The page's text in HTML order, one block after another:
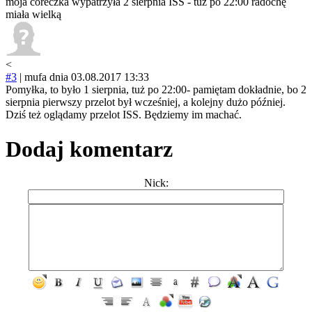
miała wielką
<
#3 | mufa dnia 03.08.2017 13:33
Pomyłka, to było 1 sierpnia, tuż po 22:00- pamiętam dokładnie, bo 2
sierpnia pierwszy przelot był wcześniej, a kolejny dużo później.
Dziś też oglądamy przelot ISS. Będziemy im machać.
Dodaj komentarz
Nick: